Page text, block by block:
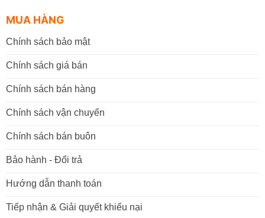
MUA HÀNG
Chính sách bảo mật
Chính sách giá bán
Chính sách bán hàng
Chính sách vận chuyển
Chính sách bán buôn
Bảo hành - Đổi trả
Hướng dẫn thanh toán
Tiếp nhận & Giải quyết khiếu nại